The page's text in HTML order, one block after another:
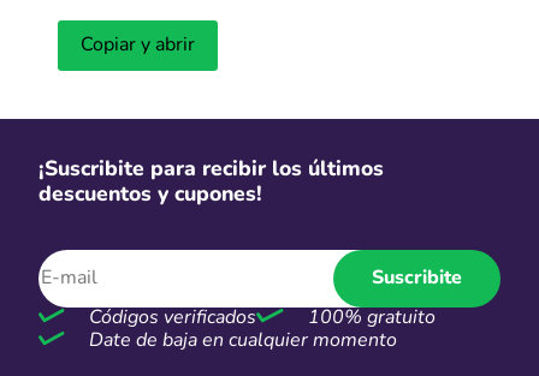
CSI
Más cupones de Samsung
Ofertas Alibaba de hasta 30% OFF
Copiar y abrir
¡Suscribite para recibir los últimos
descuentos y cupones!
Suscribite
Códigos verificados
100% gratuito
Date de baja en cualquier momento